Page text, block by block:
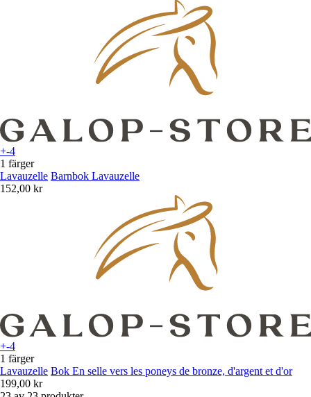
+-4
1 färger
Lavauzelle Barnbok Lavauzelle
152,00 kr
+-4
1 färger
Lavauzelle Bok En selle vers les poneys de bronze, d'argent et d'or
199,00 kr